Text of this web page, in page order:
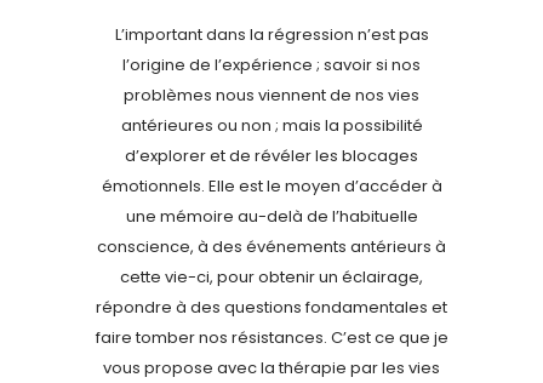
L’important dans la régression n’est pas
l’origine de l’expérience ; savoir si nos
problèmes nous viennent de nos vies
antérieures ou non ; mais la possibilité
d’explorer et de révéler les blocages
émotionnels. Elle est le moyen d’accéder à
une mémoire au-delà de l’habituelle
conscience, à des événements antérieurs à
cette vie-ci, pour obtenir un éclairage,
répondre à des questions fondamentales et
faire tomber nos résistances. C’est ce que je
vous propose avec la thérapie par les vies